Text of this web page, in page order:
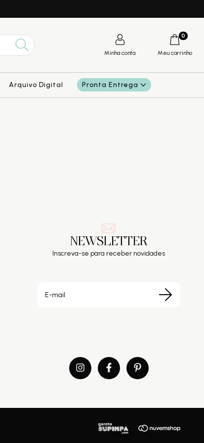
Minha conta Meu carrinho
0
Arquivo Digital Pronta Entrega
NEWSLETTER
Inscreva-se para receber novidades